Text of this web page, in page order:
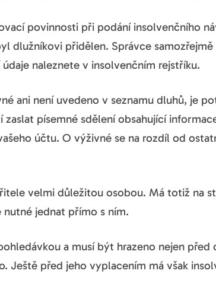
povinnosti při podání insolvenčního
dlužníkovi přidělen. Správce
naleznete v insolvenčním rejstříku.
ani není uvedeno v seznamu dluhů, je
písemné sdělení obsahující
účtu. O výživné se na rozdíl od
velmi důležitou osobou. Má totiž na
jednat přímo s ním.
a musí být hrazeno nejen
Ještě před jeho vyplacením má však